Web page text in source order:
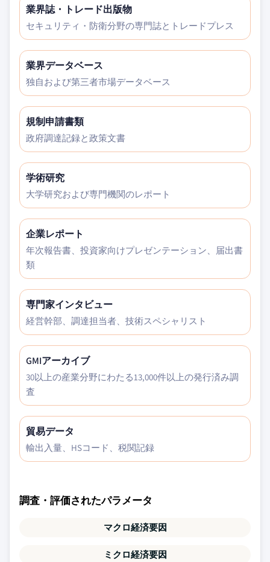
業界誌・トレード出版物
セキュリティ・防衛分野の専門誌とトレードプレス
業界データベース
独自および第三者市場データベース
規制申請書類
政府調達記録と政策文書
学術研究
大学研究および専門機関のレポート
企業レポート
年次報告書、投資家向けプレゼンテーション、届出書
類
専門家インタビュー
経営幹部、調達担当者、技術スペシャリスト
GMIアーカイブ
30以上の産業分野にわたる13,000件以上の発行済み調
査
貿易データ
輸出入量、HSコード、税関記録
調査・評価されたパラメータ
マクロ経済要因
ミクロ経済要因